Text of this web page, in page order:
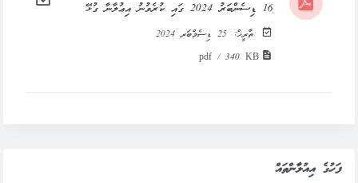
16 ޑިސެންބަރު 2024 ގައި ކުރެވުނު އިޢުލާނާ ގުޅޭ
ތާރީޚް:
25 ޑިސެމްބަރ 2024
pdf / 340 KB
ފަހުގެ އިއުލާންތައް